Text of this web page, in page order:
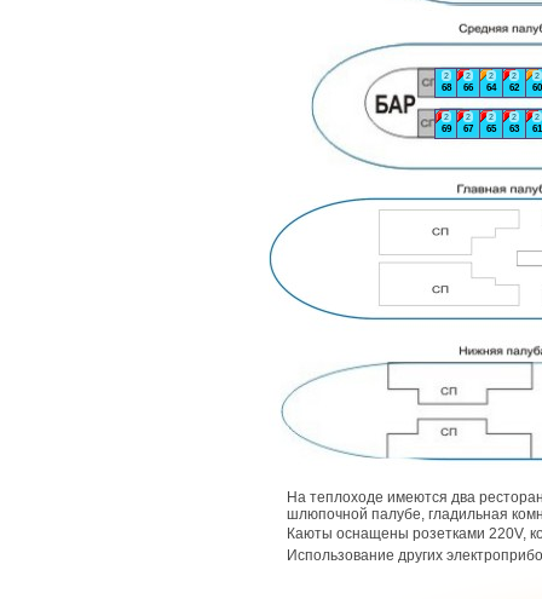
2
60
2
61
2
62
2
63
2
64
2
65
2
66
2
67
2
68
2
69
На теплоходе имеются два
шлюпочной палубе, гладильная
Каюты оснащены розетками 220V,
Использование других